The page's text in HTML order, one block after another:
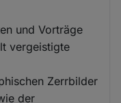
und Vorträge
vergeistigte
Zerrbilder
der